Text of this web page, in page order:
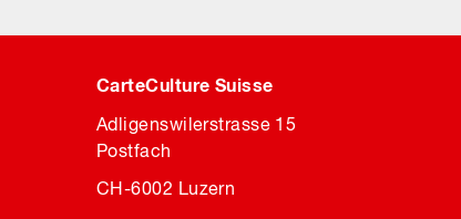
CarteCulture Suisse
Adligenswilerstrasse 15
Postfach
CH-6002 Luzern